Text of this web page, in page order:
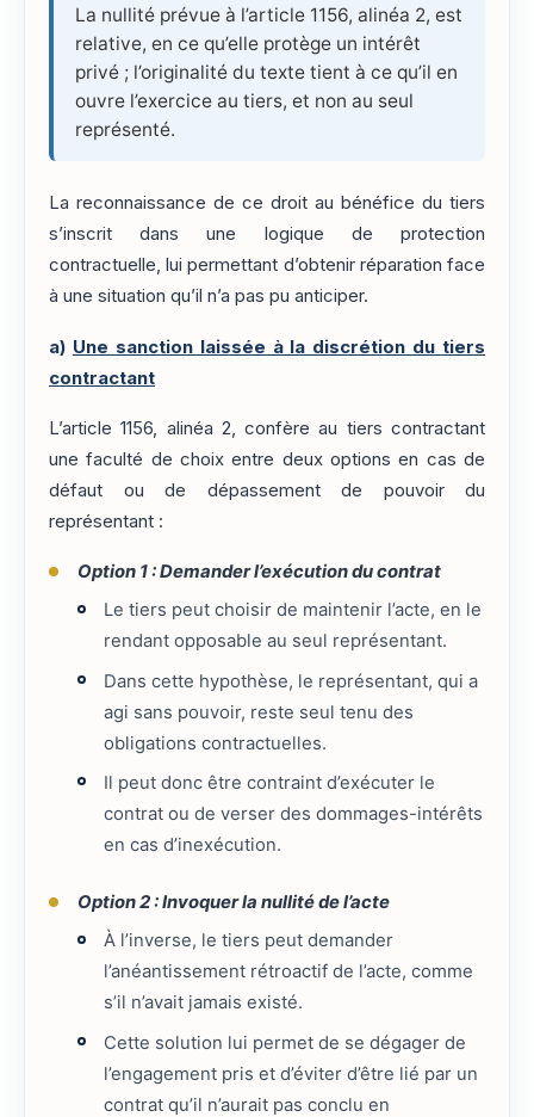
La nullité prévue à l’article 1156, alinéa 2, est
relative, en ce qu’elle protège un intérêt
privé ; l’originalité du texte tient à ce qu’il en
ouvre l’exercice au tiers, et non au seul
représenté.
La reconnaissance de ce droit au bénéfice du tiers
s’inscrit dans une logique de protection
contractuelle, lui permettant d’obtenir réparation face
à une situation qu’il n’a pas pu anticiper.
a) Une sanction laissée à la discrétion du tiers
contractant
L’article 1156, alinéa 2, confère au tiers contractant
une faculté de choix entre deux options en cas de
défaut ou de dépassement de pouvoir du
représentant :
Option 1 : Demander l’exécution du contrat
Le tiers peut choisir de maintenir l’acte, en le
rendant opposable au seul représentant.
Dans cette hypothèse, le représentant, qui a
agi sans pouvoir, reste seul tenu des
obligations contractuelles.
Il peut donc être contraint d’exécuter le
contrat ou de verser des dommages-intérêts
en cas d’inexécution.
Option 2 : Invoquer la nullité de l’acte
À l’inverse, le tiers peut demander
l’anéantissement rétroactif de l’acte, comme
s’il n’avait jamais existé.
Cette solution lui permet de se dégager de
l’engagement pris et d’éviter d’être lié par un
contrat qu’il n’aurait pas conclu en